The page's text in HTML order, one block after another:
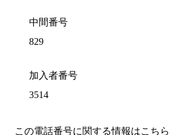
中間番号
829
加入者番号
3514
この電話番号に関する情報はこちら